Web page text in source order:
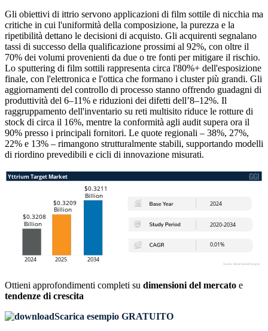
Gli obiettivi di ittrio servono applicazioni di film sottile di nicchia ma
critiche in cui l'uniformità della composizione, la purezza e la
ripetibilità dettano le decisioni di acquisto. Gli acquirenti segnalano
tassi di successo della qualificazione prossimi al 92%, con oltre il
70% dei volumi provenienti da due o tre fonti per mitigare il rischio.
Lo sputtering di film sottili rappresenta circa l'80%+ dell'esposizione
finale, con l'elettronica e l'ottica che formano i cluster più grandi. Gli
aggiornamenti del controllo di processo stanno offrendo guadagni di
produttività del 6–11% e riduzioni dei difetti dell’8–12%. Il
raggruppamento dell'inventario su reti multisito riduce le rotture di
stock di circa il 16%, mentre la conformità agli audit supera ora il
90% presso i principali fornitori. Le quote regionali – 38%, 27%,
22% e 13% – rimangono strutturalmente stabili, supportando modelli
di riordino prevedibili e cicli di innovazione misurati.
Ottieni approfondimenti completi su dimensioni del mercato e
tendenze di crescita
Scarica esempio GRATUITO